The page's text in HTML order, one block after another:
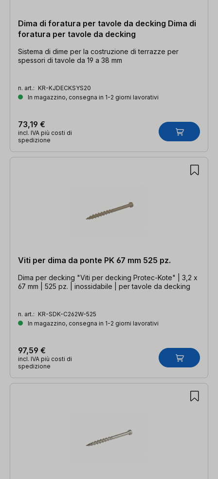
Dima di foratura per tavole da decking Dima di
foratura per tavole da decking
Sistema di dime per la costruzione di terrazze per
spessori di tavole da 19 a 38 mm
n. art.: KR-KJDECKSYS20
In magazzino, consegna in 1-2 giorni lavorativi
73,19 €
incl. IVA più costi di
spedizione
Viti per dima da ponte PK 67 mm 525 pz.
Dima per decking "Viti per decking Protec-Kote" | 3,2 x
67 mm | 525 pz. | inossidabile | per tavole da decking
n. art.: KR-SDK-C262W-525
In magazzino, consegna in 1-2 giorni lavorativi
97,59 €
incl. IVA più costi di
spedizione